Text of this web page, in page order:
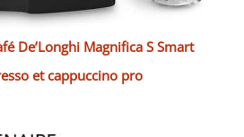
De’Longhi Magnifica S Smart
et cappuccino pro